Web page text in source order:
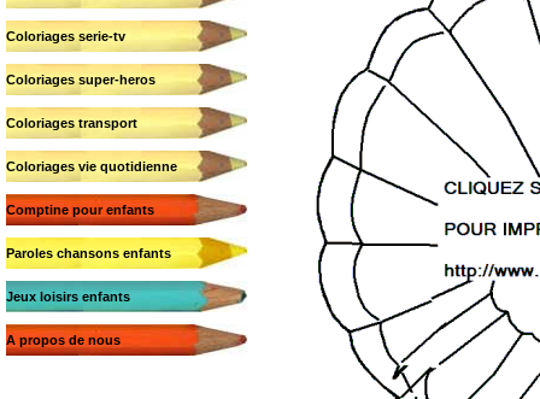
Coloriages serie-tv
Coloriages super-heros
Coloriages transport
Coloriages vie quotidienne
Comptine pour enfants
Paroles chansons enfants
Jeux loisirs enfants
A propos de nous